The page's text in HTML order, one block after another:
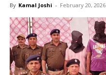
By Kamal Joshi - February 20, 2026